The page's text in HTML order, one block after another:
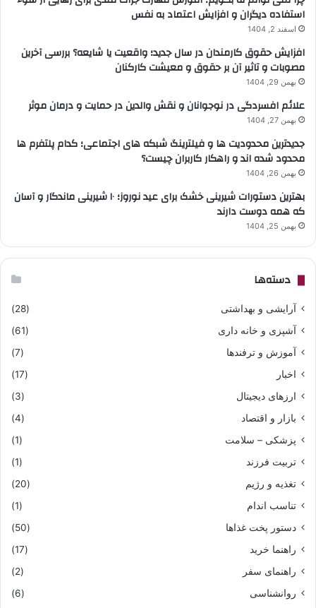
استفاده دیگران و افزایش اعتماد به نفس
اسفند 2, 1404
افزایش حقوق کارمندان در سال جدید؛ واقعیت یا شایعه؟ بررسی آخرین
مصوبات و تاثیر آن بر حقوق و معیشت کارکنان
بهمن 29, 1404
علائم افسردگی در نوجوانان و نقش والدین در حمایت و درمان موثر
بهمن 27, 1404
جدیدترین محدودیت ها و فیلترینگ شبکه های اجتماعی؛ کدام پلتفرم ها
محدود شده اند و راهکار کاربران چیست؟
بهمن 26, 1404
بهترین دستورات شیرینی خشک برای عید نوروز؛ ۱۰ شیرینی ماندگار و آسان
که همه دوست دارند
بهمن 25, 1404
دسته‌ها
آرایشی و بهداشتی
(28)
آشپزی و خانه داری
(61)
آموزش و ترفندها
(7)
اخبار
(17)
ارزهای دیجیتال
(3)
بازار و اقتصاد
(4)
پزشکی – سلامت
(1)
تربیت فرزند
(1)
تغذیه و رژیم
(20)
تناسب اندام
(1)
دستور پخت غذاها
(50)
راهنما خرید
(17)
راهنمای سفر
(2)
روانشناسی
(6)